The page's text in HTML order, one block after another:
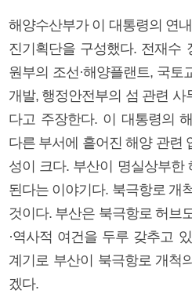
해양수산부가 이 대통령의 연
진기획단을 구성했다. 전재수
원부의 조선·해양플랜트, 국
개발, 행정안전부의 섬 관련
다고 주장한다. 이 대통령의
다른 부서에 흩어진 해양 관련
성이 크다. 부산이 명실상부한
된다는 이야기다. 북극항로 개
것이다. 부산은 북극항로 허브
·역사적 여건을 두루 갖추고
계기로 부산이 북극항로 개척
겠다.